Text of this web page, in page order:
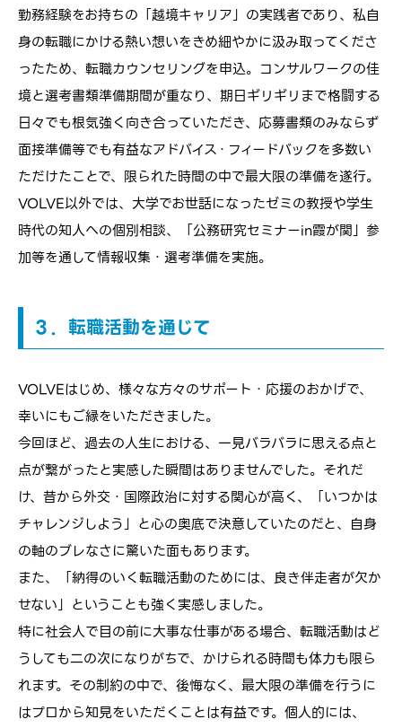
勤務経験をお持ちの「越境キャリア」の実践者であり、私自
身の転職にかける熱い想いをきめ細やかに汲み取ってくださ
ったため、転職カウンセリングを申込。コンサルワークの佳
境と選考書類準備期間が重なり、期日ギリギリまで格闘する
日々でも根気強く向き合っていただき、応募書類のみならず
面接準備等でも有益なアドバイス・フィードバックを多数い
ただけたことで、限られた時間の中で最大限の準備を遂行。
VOLVE以外では、大学でお世話になったゼミの教授や学生
時代の知人への個別相談、「公務研究セミナーin霞が関」参
加等を通して情報収集・選考準備を実施。
３．転職活動を通じて
VOLVEはじめ、様々な方々のサポート・応援のおかげで、
幸いにもご縁をいただきました。
今回ほど、過去の人生における、一見バラバラに思える点と
点が繋がったと実感した瞬間はありませんでした。それだ
け、昔から外交・国際政治に対する関心が高く、「いつかは
チャレンジしよう」と心の奥底で決意していたのだと、自身
の軸のブレなさに驚いた面もあります。
また、「納得のいく転職活動のためには、良き伴走者が欠か
せない」ということも強く実感しました。
特に社会人で目の前に大事な仕事がある場合、転職活動はど
うしても二の次になりがちで、かけられる時間も体力も限ら
れます。その制約の中で、後悔なく、最大限の準備を行うに
はプロから知見をいただくことは有益です。個人的には、